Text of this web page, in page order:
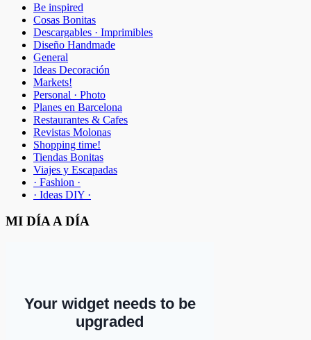
Be inspired
Cosas Bonitas
Descargables · Imprimibles
Diseño Handmade
General
Ideas Decoración
Markets!
Personal · Photo
Planes en Barcelona
Restaurantes & Cafes
Revistas Molonas
Shopping time!
Tiendas Bonitas
Viajes y Escapadas
· Fashion ·
· Ideas DIY ·
MI DÍA A DÍA